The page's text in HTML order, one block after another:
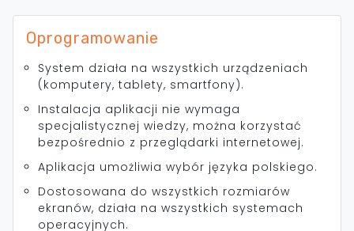
Oprogramowanie
System działa na wszystkich urządzeniach
(komputery, tablety, smartfony).
Instalacja aplikacji nie wymaga
specjalistycznej wiedzy, można korzystać
bezpośrednio z przeglądarki internetowej.
Aplikacja umożliwia wybór języka polskiego.
Dostosowana do wszystkich rozmiarów
ekranów, działa na wszystkich systemach
operacyjnych.